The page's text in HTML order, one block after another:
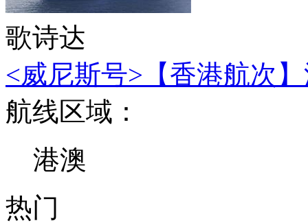
歌诗达
<威尼斯号>【香港航次
航线区域：
港澳
热门